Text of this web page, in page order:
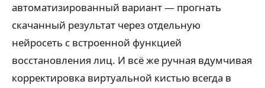
автоматизированный вариант — прогнать
скачанный результат через отдельную
нейросеть с встроенной функцией
восстановления лиц. И всё же ручная вдумчивая
корректировка виртуальной кистью всегда в